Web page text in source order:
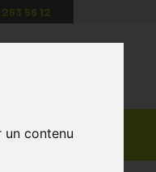
contenu
56 12
Marques